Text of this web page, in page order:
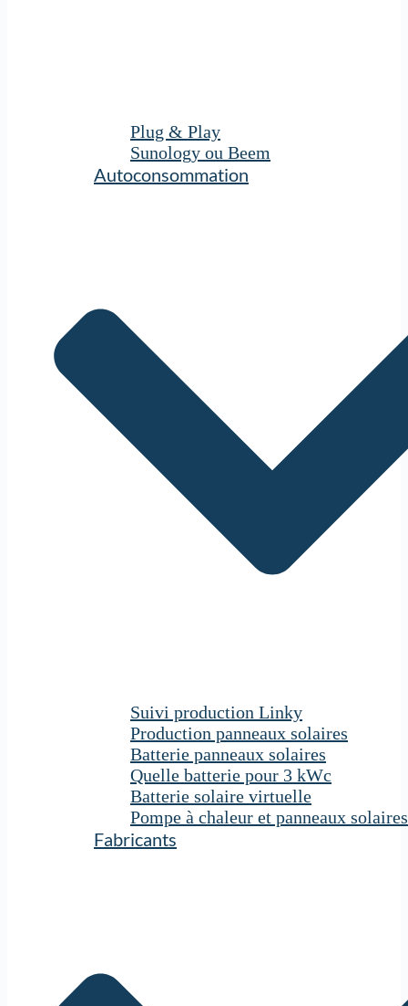
Plug & Play
Sunology ou Beem
Autoconsommation
Suivi production Linky
Production panneaux solaires
Batterie panneaux solaires
Quelle batterie pour 3 kWc
Batterie solaire virtuelle
Pompe à chaleur et panneaux solaires
Fabricants